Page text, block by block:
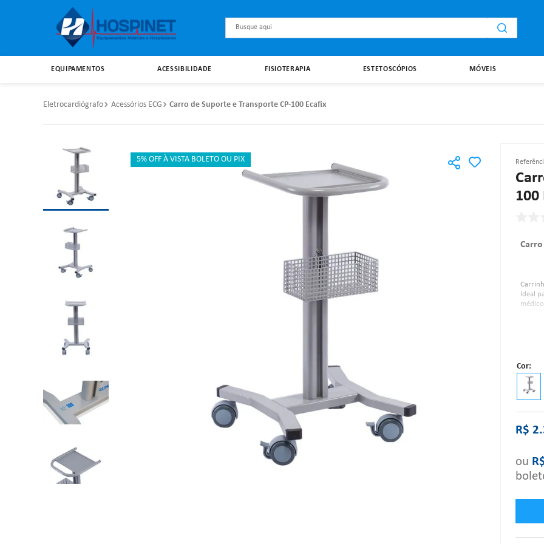
Busque aqui
EQUIPAMENTOS ACESSIBILIDADE FISIOTERAPIA ESTETOSCÓPIOS MÓVEIS
Eletrocardiógrafo Acessórios ECG Carro de Suporte e Transporte CP-100 Ecafix
5% OFF À VISTA BOLETO OU PIX
100
Ideal
Cor
R$ 2.
ou